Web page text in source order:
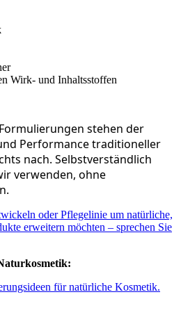
Wirk- und Inhaltsstoffen
stehen der
Performance traditioneller
nach. Selbstverständlich
verwenden, ohne
oder Pflegelinie um natürliche,
erweitern möchten – sprechen Sie
für natürliche Kosmetik.